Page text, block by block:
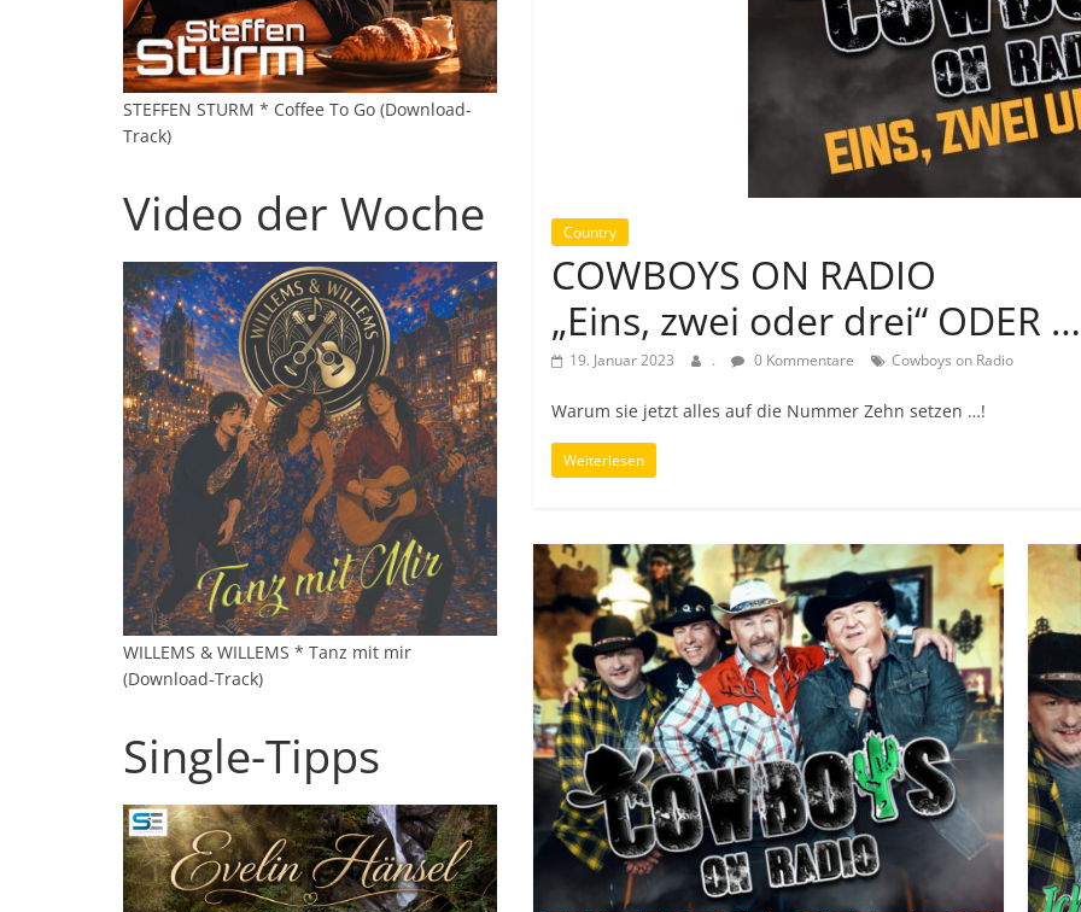
Country
COWBOYS ON RADIO
„Eins, zwei oder drei“ ODER
19. Januar 2023 . 0 Kommentare Cowboys on Radio
Warum sie jetzt alles auf die Nummer Zehn setzen …!
Weiterlesen
STEFFEN STURM * Coffee To Go (Download-
Track)
Video der Woche
WILLEMS & WILLEMS * Tanz mit mir
(Download-Track)
Single-Tipps